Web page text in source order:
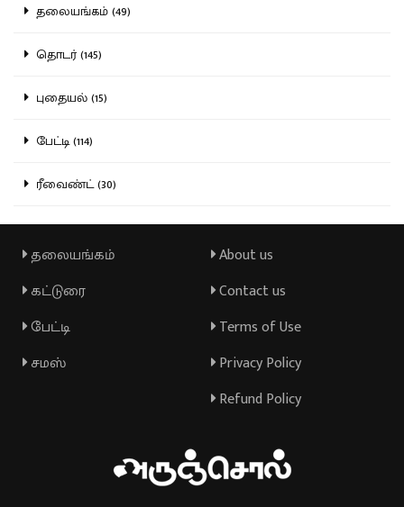
தலையங்கம் (49)
தொடர் (145)
புதையல் (15)
பேட்டி (114)
ரீவைண்ட் (30)
தலையங்கம்
கட்டுரை
பேட்டி
சமஸ்
About us
Contact us
Terms of Use
Privacy Policy
Refund Policy